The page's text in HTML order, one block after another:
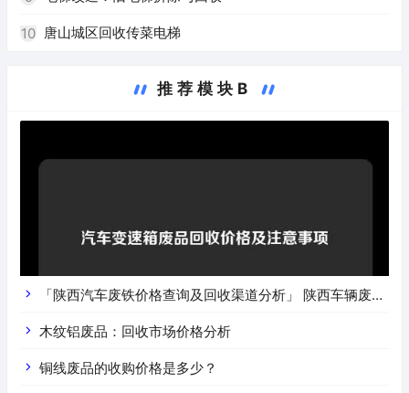
编辑员，我根据您提供的关键词，为您撰写一篇关于珠海二
10 唐山城区回收传菜电梯
推荐模块B
「陕西汽车废铁价格查询及回收渠道分析」 陕西车辆废铁
价是什么
木纹铝废品：回收市场价格分析
铜线废品的收购价格是多少？